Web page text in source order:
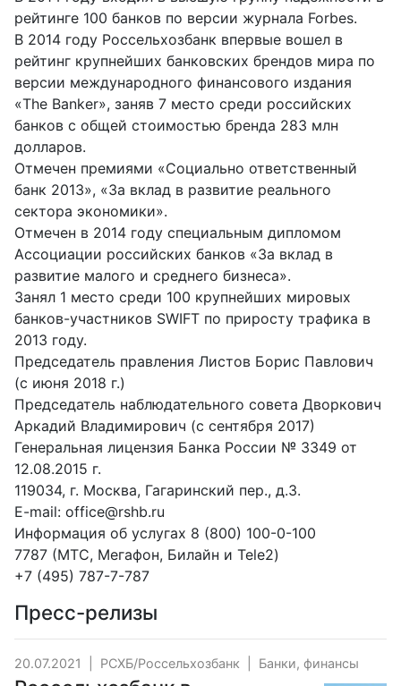
рейтинге 100 банков по версии журнала Forbes.
В 2014 году Россельхозбанк впервые вошел в
рейтинг крупнейших банковских брендов мира по
версии международного финансового издания
«The Banker», заняв 7 место среди российских
банков с общей стоимостью бренда 283 млн
долларов.
Отмечен премиями «Социально ответственный
банк 2013», «За вклад в развитие реального
сектора экономики».
Отмечен в 2014 году специальным дипломом
Ассоциации российских банков «За вклад в
развитие малого и среднего бизнеса».
Занял 1 место среди 100 крупнейших мировых
банков-участников SWIFT по приросту трафика в
2013 году.
Председатель правления Листов Борис Павлович
(с июня 2018 г.)
Председатель наблюдательного совета Дворкович
Аркадий Владимирович (с сентября 2017)
Генеральная лицензия Банка России № 3349 от
12.08.2015 г.
119034, г. Москва, Гагаринский пер., д.3.
E-mail: office@rshb.ru
Информация об услугах 8 (800) 100-0-100
7787 (МТС, Мегафон, Билайн и Tele2)
+7 (495) 787-7-787
Пресс-релизы
20.07.2021 РСХБ/Россельхозбанк Банки, финансы